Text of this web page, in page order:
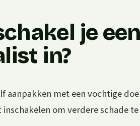
je een
in?
aanpakken met een vochtige
om verdere schade